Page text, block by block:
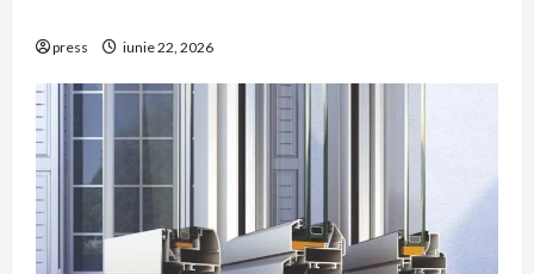
press iunie 22, 2026